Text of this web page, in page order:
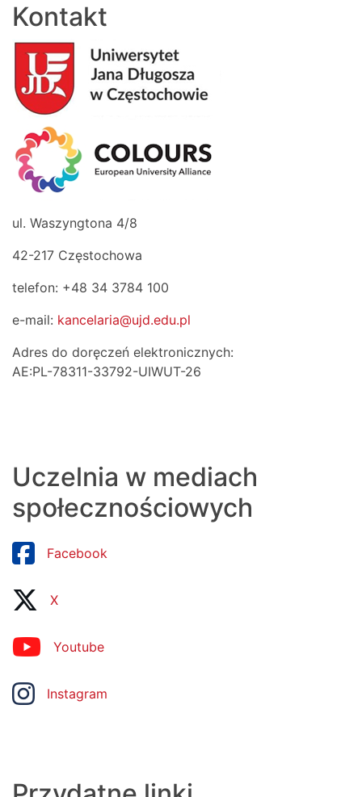
Kontakt
ul. Waszyngtona 4/8
42-217 Częstochowa
telefon: +48 34 3784 100
e-mail: kancelaria@ujd.edu.pl
Adres do doręczeń elektronicznych:
AE:PL-78311-33792-UIWUT-26
Uczelnia w mediach
społecznościowych
Facebook
X
Youtube
Instagram